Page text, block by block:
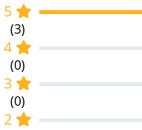
5
(3)
4
(0)
3
(0)
2